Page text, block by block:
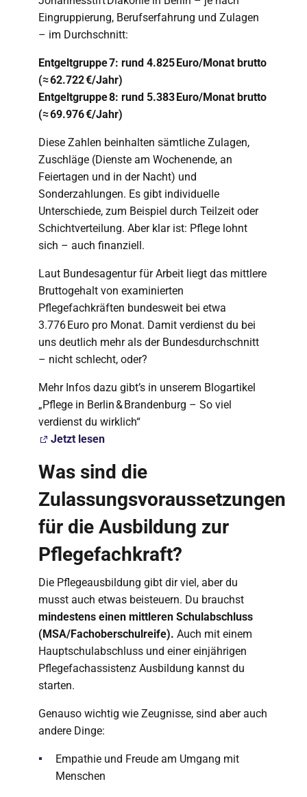
Eingruppierung, Berufserfahrung und Zulagen
– im Durchschnitt:
Entgeltgruppe 7: rund 4.825 Euro/Monat brutto
(≈ 62.722 €/Jahr)
Entgeltgruppe 8: rund 5.383 Euro/Monat brutto
(≈ 69.976 €/Jahr)
Diese Zahlen beinhalten sämtliche Zulagen,
Zuschläge (Dienste am Wochenende, an
Feiertagen und in der Nacht) und
Sonderzahlungen. Es gibt individuelle
Unterschiede, zum Beispiel durch Teilzeit oder
Schichtverteilung. Aber klar ist: Pflege lohnt
sich – auch finanziell.
Laut Bundesagentur für Arbeit liegt das mittlere
Bruttogehalt von examinierten
Pflegefachkräften bundesweit bei etwa
3.776 Euro pro Monat. Damit verdienst du bei
uns deutlich mehr als der Bundesdurchschnitt
– nicht schlecht, oder?
Mehr Infos dazu gibt’s in unserem Blogartikel
„Pflege in Berlin & Brandenburg – So viel
verdienst du wirklich“
Jetzt lesen
Was sind die
Zulassungsvoraussetzungen
für die Ausbildung zur
Pflegefachkraft?
Die Pflegeausbildung gibt dir viel, aber du
musst auch etwas beisteuern. Du brauchst
mindestens einen mittleren Schulabschluss
(MSA/Fachoberschulreife). Auch mit einem
Hauptschulabschluss und einer einjährigen
Pflegefachassistenz Ausbildung kannst du
starten.
Genauso wichtig wie Zeugnisse, sind aber auch
andere Dinge:
Empathie und Freude am Umgang mit
Menschen